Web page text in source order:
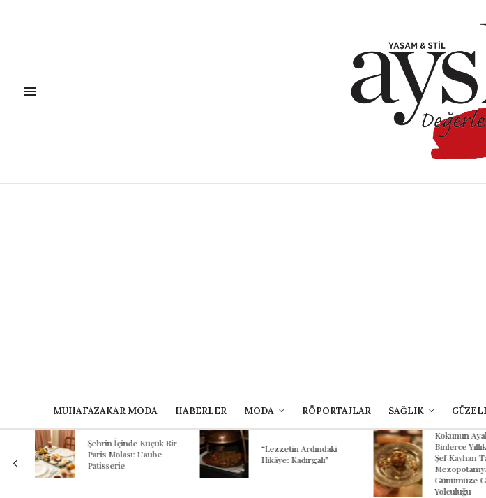
MUHAFAZAKAR MODA HABERLER MODA RÖPORTAJLAR SAĞLIK
“Lezzetin Ardındaki
Hikâye: Kadırgalı”
Binlerce Yıllık Bir Sofra:
Şef Kayhan Tarhan ile
FOUR
HOTEL
HİKÂYESİ